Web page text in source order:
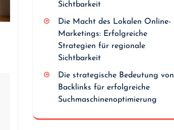
Sichtbarkeit
Die Macht des Lokalen Online-
Marketings: Erfolgreiche
Strategien für regionale
Sichtbarkeit
Die strategische Bedeutung von
Backlinks für erfolgreiche
Suchmaschinenoptimierung